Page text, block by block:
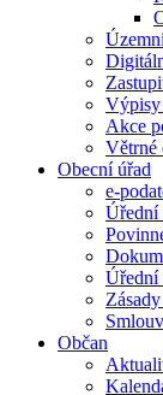
Výpisy
Akce
Větrné
Obecní úřad
e-
Úřední
Úřední
Občan